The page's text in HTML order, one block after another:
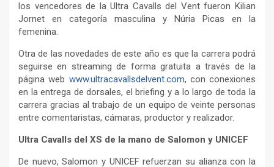
los vencedores de la Ultra Cavalls del Vent fueron Kilian
Jornet en categoría masculina y Núria Picas en la
femenina.
Otra de las novedades de este año es que la carrera podrá
seguirse en streaming de forma gratuita a través de la
página web www.ultracavallsdelvent.com, con conexiones
en la entrega de dorsales, el briefing y a lo largo de toda la
carrera gracias al trabajo de un equipo de veinte personas
entre comentaristas, cámaras, productor y realizador.
Ultra Cavalls del XS de la mano de Salomon y UNICEF
De nuevo, Salomon y UNICEF refuerzan su alianza con la